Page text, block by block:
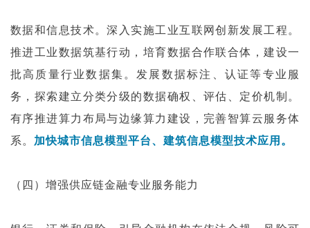
数据和信息技术。深入实施工业互联网创新发展工程。
推进工业数据筑基行动，培育数据合作联合体，建设一
批高质量行业数据集。发展数据标注、认证等专业服
务，探索建立分类分级的数据确权、评估、定价机制。
有序推进算力布局与边缘算力建设，完善智算云服务体
系。 加快城市信息模型平台、建筑信息模型技术应用。
（四）增强供应链金融专业服务能力